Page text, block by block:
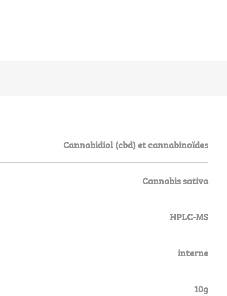
Cannabidiol (cbd) et cannabinoïdes
Cannabis sativa
HPLC-MS
interne
10g